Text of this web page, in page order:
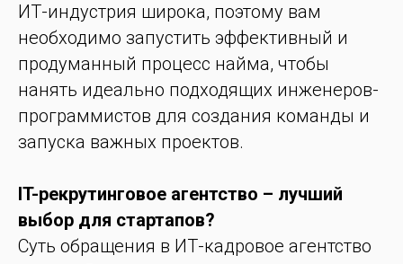
ИТ-индустрия широка, поэтому вам
необходимо запустить эффективный и
продуманный процесс найма, чтобы
нанять идеально подходящих инженеров-
программистов для создания команды и
запуска важных проектов.
IT-рекрутинговое агентство – лучший
выбор для стартапов?
Суть обращения в ИТ-кадровое агентство